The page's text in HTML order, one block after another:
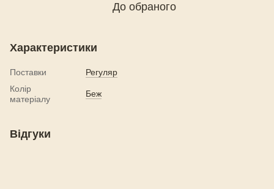
До обраного
Характеристики
Поставки
Регуляр
Колір
матеріалу
Беж
Відгуки